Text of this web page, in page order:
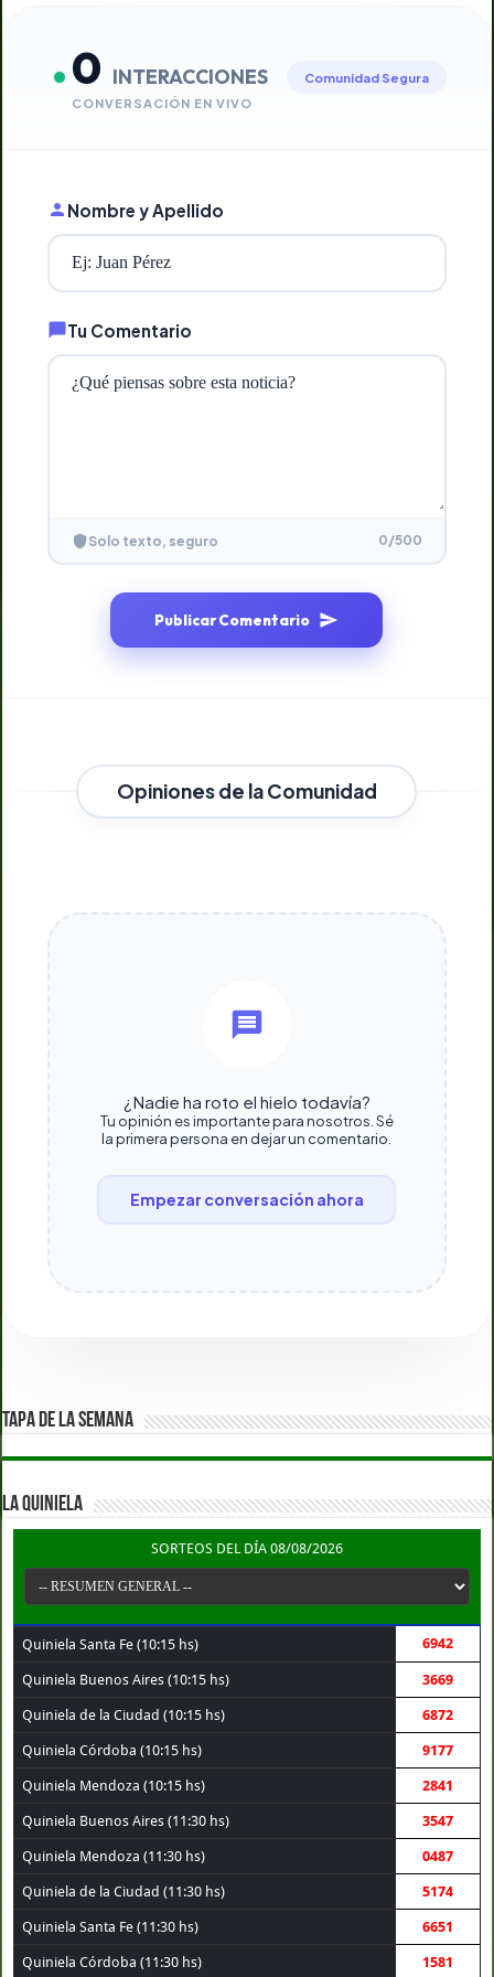
0 INTERACCIONES
CONVERSACIÓN EN VIVO
Comunidad Segura
Nombre y Apellido
Tu Comentario
Solo texto, seguro 0/500
Publicar Comentario
Opiniones de la Comunidad
¿Nadie ha roto el hielo todavía?
Tu opinión es importante para nosotros. Sé
la primera persona en dejar un comentario.
Empezar conversación ahora
TAPA DE LA SEMANA
LA QUINIELA
SORTEOS DEL DÍA 08/08/2026
Quiniela Santa Fe (10:15 hs) 6942
Quiniela Buenos Aires (10:15 hs) 3669
Quiniela de la Ciudad (10:15 hs) 6872
Quiniela Córdoba (10:15 hs) 9177
Quiniela Mendoza (10:15 hs) 2841
Quiniela Buenos Aires (11:30 hs) 3547
Quiniela Mendoza (11:30 hs) 0487
Quiniela de la Ciudad (11:30 hs) 5174
Quiniela Santa Fe (11:30 hs) 6651
Quiniela Córdoba (11:30 hs) 1581